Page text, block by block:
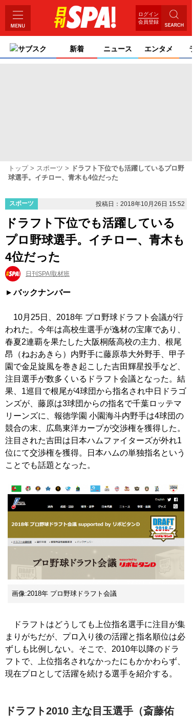
ログイン
会員登録
サブスク 新着 ニュース エンタメ
トップ スポーツ
ドラフト下位でも活躍しているプロ野
球選手。イチロー、青木も4位だった
スポーツ 投稿日：2018年10月26日 15:52
ドラフト下位でも活躍している
プロ野球選手。イチロー、青木も
4位だった
日刊SPA!取材班
バックナンバー
10月25日、2018年 プロ野球ドラフト会議が行
われた。今年は高校生選手が逸材の宝庫であり、
春夏2連覇を果たした大阪桐蔭高校の主力、根尾
昂（ねおあきら）内野手に藤原恭大外野手、甲子
園で金足旋風を巻き起こした吉田輝星投手など、
注目選手が数多くいるドラフト会議となった。結
果、1巡目で根尾が4球団から指名され中日ドラゴ
ンズが、藤原は3球団からの指名で千葉ロッテマ
リーンズに、報徳学園 小園海斗内野手は4球団の
競合の末、広島東洋カープが交渉権を獲得した。
注目された吉田は日本ハムファイターズが外れ1
位にて交渉権を獲得。日本ハムの単独指名という
ことでも話題となった。
画像:2018年 プロ野球ドラフト会議
ドラフトはどうしても上位指名選手に注目が集
まりがちだが、プロ入り後の活躍と指名順位は必
ずしも比例しない。そこで、2010年以降のドラ
フトで、上位指名されなかったにもかかわらず、
現在プロとして活躍を続ける選手を紹介する。
ドラフト2010 主な目玉選手（斎藤佑